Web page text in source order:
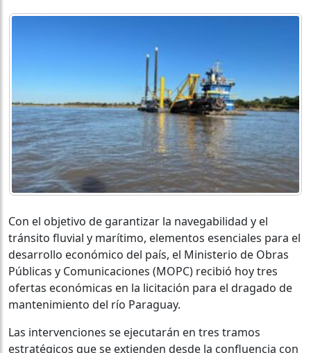
Con el objetivo de garantizar la navegabilidad y el
tránsito fluvial y marítimo, elementos esenciales para el
desarrollo económico del país, el Ministerio de Obras
Públicas y Comunicaciones (MOPC) recibió hoy tres
ofertas económicas en la licitación para el dragado de
mantenimiento del río Paraguay.
Las intervenciones se ejecutarán en tres tramos
estratégicos que se extienden desde la confluencia con